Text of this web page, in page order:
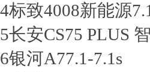
4标致4008新能源
5长安CS75 PLUS
6银河A77.1-7.1s